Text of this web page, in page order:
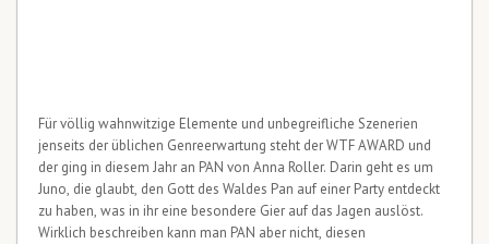
Für völlig wahnwitzige Elemente und unbegreifliche Szenerien
jenseits der üblichen Genreerwartung steht der WTF AWARD und
der ging in diesem Jahr an PAN von Anna Roller. Darin geht es um
Juno, die glaubt, den Gott des Waldes Pan auf einer Party entdeckt
zu haben, was in ihr eine besondere Gier auf das Jagen auslöst.
Wirklich beschreiben kann man PAN aber nicht, diesen